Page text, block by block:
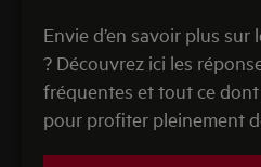
Envie d’en savoir plus
? Découvrez ici les
fréquentes et tout ce
pour profiter pleinement